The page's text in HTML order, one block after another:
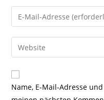
Namen
oder
zum
Kommentieren
ein
Gib
deine
E-
Mail-
zum
Kommentieren
Gib
deine
Website-
URL
Name, E-Mail-Adresse